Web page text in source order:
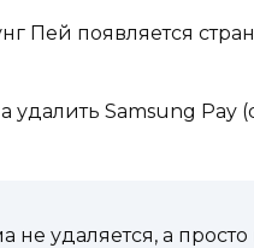
Пей появляется
удалить Samsung Pay
не удаляется, а просто